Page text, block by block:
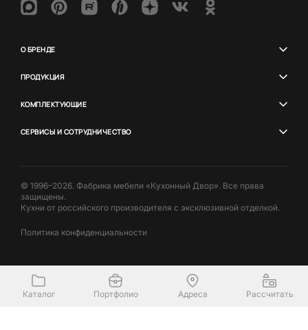
О БРЕНДЕ
ПРОДУКЦИЯ
КОМПЛЕКТУЮЩИЕ
СЕРВИСЫ И СОТРУДНИЧЕСТВО
© 1996–2026. Фабрика мебели «Кухонный Двор». Все права
защищены.
Кухни от российского производителя с эксклюзивной отделкой.
Политика конфиденциальности
Каталог Портфолио Адреса Рассчитать